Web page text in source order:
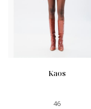
kaos
46